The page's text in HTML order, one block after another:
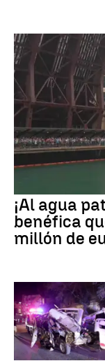
¡Al agua
benéfica
millón de